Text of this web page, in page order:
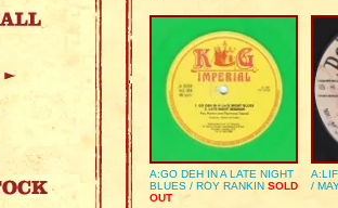
A:GO DEH IN A LATE NIGHT
BLUES / ROY RANKIN SOLD
OUT
/